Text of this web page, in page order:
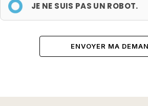
JE NE SUIS PAS UN ROBOT.